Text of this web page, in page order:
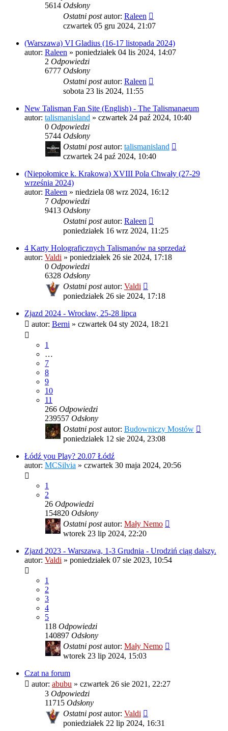
5614 Odsłony
Ostatni postautor: Raleen
czwartek 05 gru 2024, 21:07
(Warszawa) VI Gladius (16-17 listopada 2024)
autor: Raleen » poniedziałek 04 lis 2024, 14:07
2 Odpowiedzi
6777 Odsłony
Ostatni postautor: Raleen
sobota 23 lis 2024, 11:55
New Talisman Fan Site (English) - The Talismanaeum
autor: talismanisland » czwartek 24 paź 2024, 10:40
0 Odpowiedzi
5744 Odsłony
Ostatni postautor: talismanisland
czwartek 24 paź 2024, 10:40
(Niepołomice k. Krakowa) XVIII Pola Chwały (27-29
września 2024)
autor: Raleen » niedziela 08 wrz 2024, 16:12
7 Odpowiedzi
9413 Odsłony
Ostatni postautor: Raleen
poniedziałek 16 wrz 2024, 11:25
4 Karty Holograficznych Talismanów na sprzedaż
autor: Valdi » poniedziałek 26 sie 2024, 17:18
0 Odpowiedzi
6328 Odsłony
Ostatni postautor: Valdi
poniedziałek 26 sie 2024, 17:18
Zjazd 2024 - Wrocław, 25-28 lipca
autor: Berni » czwartek 04 sty 2024, 18:21
1
…
7
8
9
10
11
266 Odpowiedzi
239557 Odsłony
Ostatni postautor: Budowniczy Mostów
poniedziałek 12 sie 2024, 23:08
Łódź you Play? 20.07 Łódź
autor: MCSilvia » czwartek 30 maja 2024, 20:56
1
2
26 Odpowiedzi
154820 Odsłony
Ostatni postautor: Mały Nemo
wtorek 23 lip 2024, 22:20
Zjazd 2023 - Warszawa, 1-3 Grudnia - Urodziń ciąg dalszy.
autor: Valdi » poniedziałek 07 sie 2023, 10:54
1
2
3
4
5
118 Odpowiedzi
140897 Odsłony
Ostatni postautor: Mały Nemo
wtorek 23 lip 2024, 15:03
Czat na forum
autor: abubu » czwartek 26 sie 2021, 22:27
3 Odpowiedzi
11715 Odsłony
Ostatni postautor: Valdi
poniedziałek 22 lip 2024, 16:31